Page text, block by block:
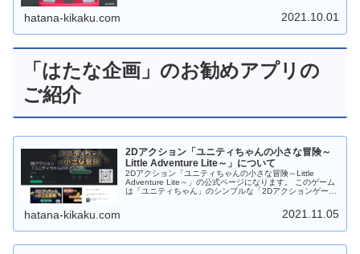
hatana-kikaku.com 2021.10.01
「はたな企画」のお勧めアプリの
ご紹介
2Dアクション「ユニティちゃんの小さな冒険～
Little Adventure Lite～」について
2Dアクション「ユニティちゃんの小さな冒険～Little
Adventure Lite～」の公式ページになります。 このゲーム
は「ユニティちゃん」のシンプルな「2Dアクションゲー
う！ 道中には「ウニ？」「オポッサム」「大鷲」などのモ
ンスターがいっぱい！ジャンプしてよけてください。
までダウンロードなしでＰＣのブラウザで遊べます。 もち
hatana-kikaku.com 2021.11.05